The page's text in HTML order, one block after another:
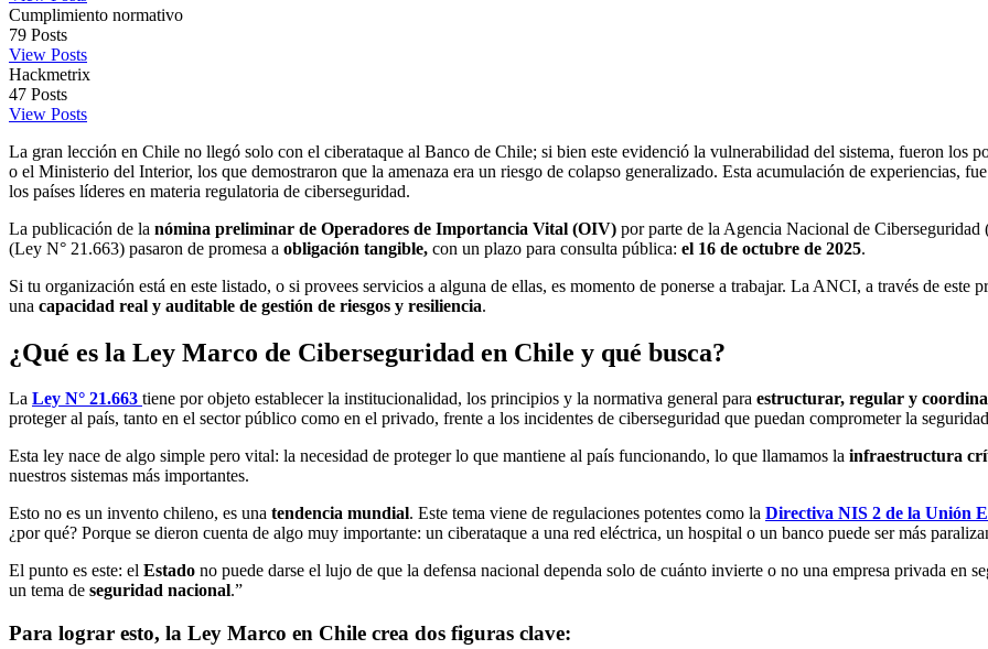
Cumplimiento normativo
79 Posts
View Posts
Hackmetrix
47 Posts
View Posts
La gran lección en Chile no llegó solo con el ciberataque al Banco de Chile; si bien este evidenció la vulnerabilidad del sistema, fueron los
o el Ministerio del Interior, los que demostraron que la amenaza era un riesgo de colapso generalizado. Esta acumulación de experiencias,
los países líderes en materia regulatoria de ciberseguridad.
La publicación de la nómina preliminar de Operadores de Importancia Vital (OIV) por parte de la Agencia Nacional de Ciberseguridad
(Ley N° 21.663) pasaron de promesa a obligación tangible, con un plazo para consulta pública: el 16 de octubre de 2025.
Si tu organización está en este listado, o si provees servicios a alguna de ellas, es momento de ponerse a trabajar. La ANCI, a través de este
una capacidad real y auditable de gestión de riesgos y resiliencia.
¿Qué es la Ley Marco de Ciberseguridad en Chile y qué busca?
La Ley N° 21.663 tiene por objeto establecer la institucionalidad, los principios y la normativa general para estructurar, regular y
proteger al país, tanto en el sector público como en el privado, frente a los incidentes de ciberseguridad que puedan comprometer la
Esta ley nace de algo simple pero vital: la necesidad de proteger lo que mantiene al país funcionando, lo que llamamos la infraestructura
nuestros sistemas más importantes.
Esto no es un invento chileno, es una tendencia mundial. Este tema viene de regulaciones potentes como la Directiva NIS 2 de la Unión
¿por qué? Porque se dieron cuenta de algo muy importante: un ciberataque a una red eléctrica, un hospital o un banco puede ser más
El punto es este: el Estado no puede darse el lujo de que la defensa nacional dependa solo de cuánto invierte o no una empresa privada en
un tema de seguridad nacional.”
Para lograr esto, la Ley Marco en Chile crea dos figuras clave: